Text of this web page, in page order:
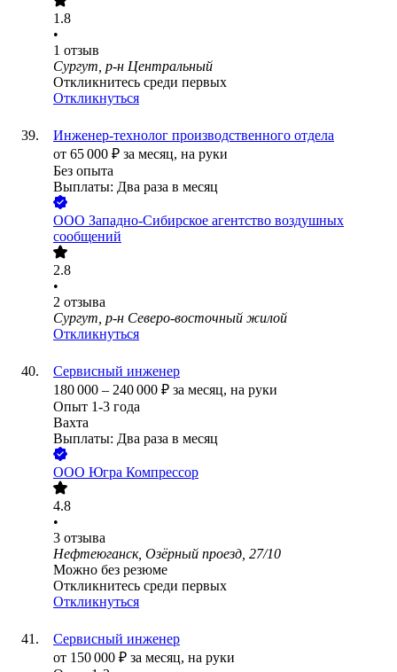
1.8
•
1 отзыв
Сургут, р-н Центральный
Откликнитесь среди первых
Откликнуться
Инженер-технолог производственного отдела
от 65 000 ₽ за месяц, на руки
Без опыта
Выплаты: Два раза в месяц
ООО Западно-Сибирское агентство воздушных
сообщений
2.8
•
2 отзыва
Сургут, р-н Северо-восточный жилой
Откликнуться
Сервисный инженер
180 000 – 240 000 ₽ за месяц, на руки
Опыт 1-3 года
Вахта
Выплаты: Два раза в месяц
ООО Югра Компрессор
4.8
•
3 отзыва
Нефтеюганск, Озёрный проезд, 27/10
Можно без резюме
Откликнитесь среди первых
Откликнуться
Сервисный инженер
от 150 000 ₽ за месяц, на руки